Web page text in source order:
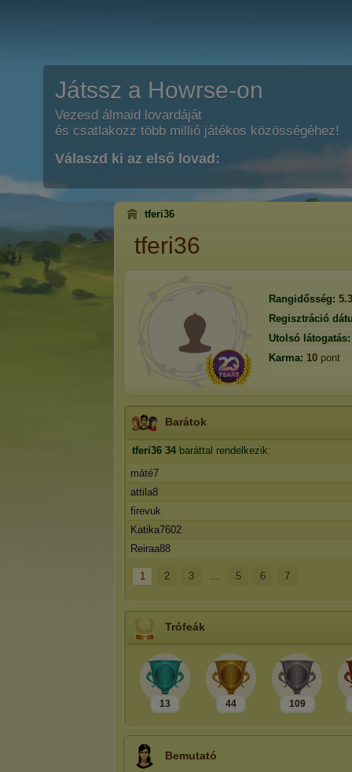
Játssz a Howrse-on
Vezesd álmaid lovardáját
és csatlakozz több millió játékos közösségéhez!
Válaszd ki az első lovad:
tferi36
tferi36
Rangidősség:
Regisztráció
Utolsó látogatás:
Karma: 10 pont
Barátok
tferi36 34 baráttal rendelkezik:
máté7
attila8
firevuk
Katika7602
Reiraa88
1 2 3 ... 5 6 7
Trófeák
13 44 109
Bemutató